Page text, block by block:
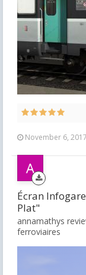
November 6, 2017
Écran
Plat"
annamathys
ferroviaires